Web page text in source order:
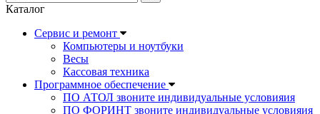
Каталог
Сервис и ремонт
Компьютеры и ноутбуки
Весы
Кассовая техника
Программное обеспечение
ПО АТОЛ звоните индивидуальные условияия
ПО ФОРИНТ звоните индивидуальные условияия